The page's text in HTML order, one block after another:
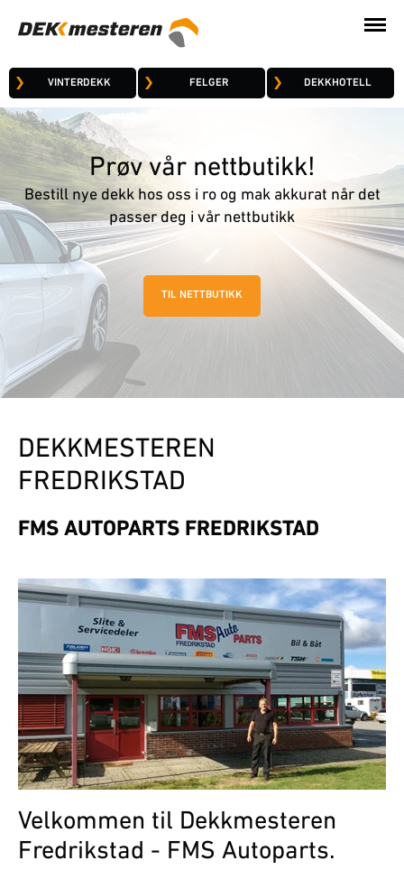
VINTERDEKK FELGER DEKKHOTELL
Prøv vår nettbutikk!
Bestill nye dekk hos oss i ro og mak akkurat når det
passer deg i vår nettbutikk
DEKK­MESTEREN
FREDRIKSTAD
FMS AUTOPARTS FREDRIKSTAD
Velkommen til Dekkmesteren
Fredrikstad - FMS Autoparts.